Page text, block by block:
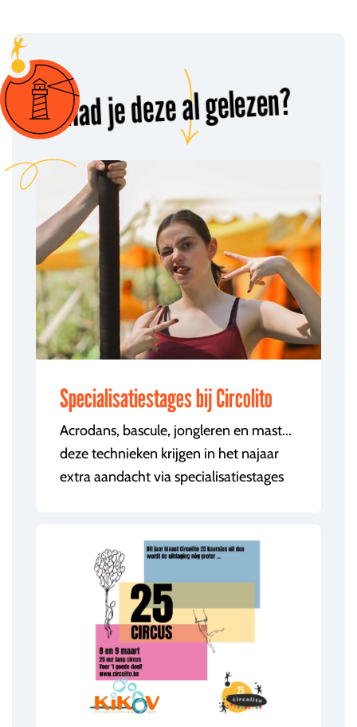
Had je deze al gelezen?
Specialisatiestages bij Circolito
Acrodans, bascule, jongleren en mast...
deze technieken krijgen in het najaar
extra aandacht via specialisatiestages